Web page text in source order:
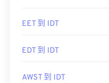
EET 到 IDT
EDT 到 IDT
AWST 到 IDT